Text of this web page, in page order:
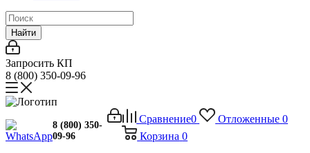
Найти
Запросить КП
8 (800) 350-09-96
Сравнение0 Отложенные 0
Корзина 0
8 (800) 350-
09-96